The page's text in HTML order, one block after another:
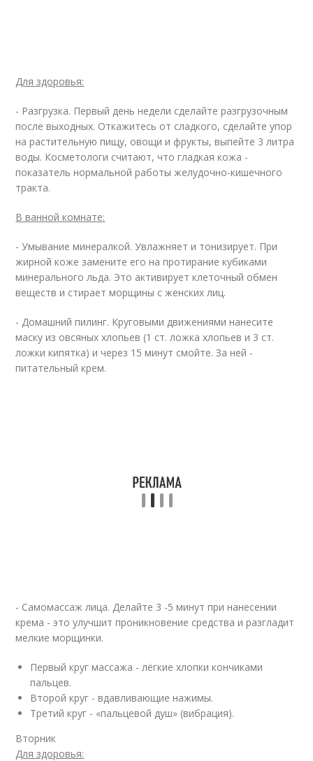
Для здоровья:
- Разгрузка. Первый день недели сделайте разгрузочным
после выходных. Откажитесь от сладкого, сделайте упор
на растительную пищу, овощи и фрукты, выпейте 3 литра
воды. Косметологи считают, что гладкая кожа -
показатель нормальной работы желудочно-кишечного
тракта.
В ванной комнате:
- Умывание минералкой. Увлажняет и тонизирует. При
жирной коже замените его на протирание кубиками
минерального льда. Это активирует клеточный обмен
веществ и стирает морщины с женских лиц.
- Домашний пилинг. Круговыми движениями нанесите
маску из овсяных хлопьев (1 ст. ложка хлопьев и 3 ст.
ложки кипятка) и через 15 минут смойте. За ней -
питательный крем.
- Самомассаж лица. Делайте 3 -5 минут при нанесении
крема - это улучшит проникновение средства и разгладит
мелкие морщинки.
Первый круг массажа - лёгкие хлопки кончиками
пальцев.
Второй круг - вдавливающие нажимы.
Третий круг - «пальцевой душ» (вибрация).
Вторник
Для здоровья: